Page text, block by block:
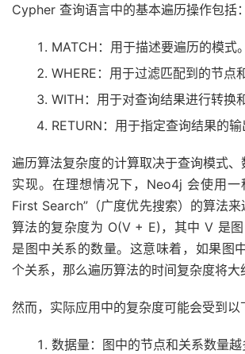
Cypher 查询语言中的基本遍历操作包括：
MATCH：用于描述要遍历的模式。
WHERE：用于过滤匹配到的节点
WITH：用于对查询结果进行转换
RETURN：用于指定查询结果的输
遍历算法复杂度的计算取决于查询模式
实现。在理想情况下，Neo4j 会使用
First Search”（广度优先搜索）的算法
算法的复杂度为 O(V + E)，其中 V 是
是图中关系的数量。这意味着，如果图
个关系，那么遍历算法的时间复杂度将大
然而，实际应用中的复杂度可能会受到以
数据量：图中的节点和关系数量